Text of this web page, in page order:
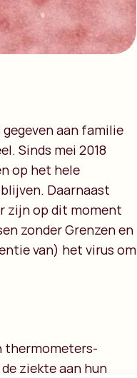
aan familie
Sinds mei 2018
op het hele
Daarnaast
zijn op dit moment
zonder Grenzen en
van) het virus om
thermometers-
ziekte aan hun